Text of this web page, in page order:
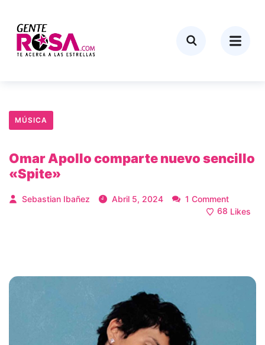
MÚSICA
Omar Apollo comparte nuevo sencillo
«Spite»
Sebastian Ibañez Abril 5, 2024
1 Comment
68 Likes